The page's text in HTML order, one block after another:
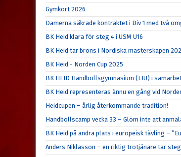
Gymkort 2026
Damerna säkrade kontraktet i Div 1 med två
BK Heid klara för steg 4 i USM U16
BK Heid tar brons i Nordiska mästerskapen
BK Heid - Norden Cup 2025
BK HEID Handbollsgymnasium (LIU) i
BK Heid representeras ännu en gång vid
Heidcupen – årlig återkommande tradition!
Handbollscamp vecka 33 – Glöm inte att
BK Heid på andra plats i europeisk tävling –
Anders Niklasson – en riktig trotjänare tar